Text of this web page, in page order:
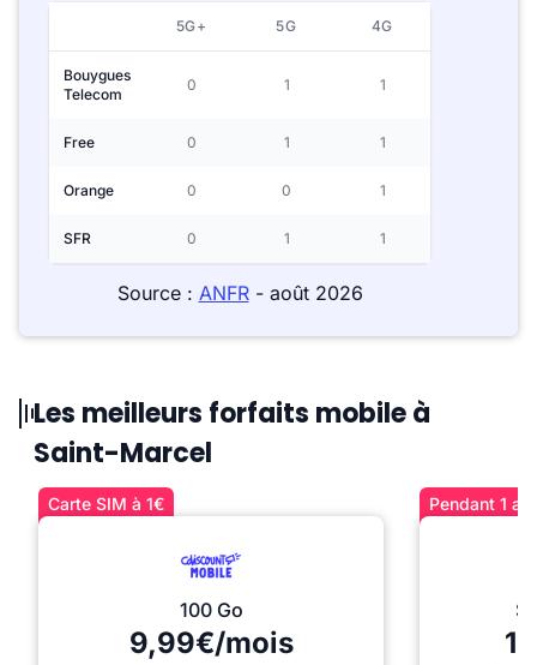
5G+ 5G 4G
Bouygues
Telecom
0 1 1
Free 0 1 1
Orange 0 0 1
SFR 0 1 1
Source : ANFR- août 2026
Les meilleurs forfaits mobile à
Saint-Marcel
Carte SIM à 1€
100 Go
9,99€/mois
Pendant 1